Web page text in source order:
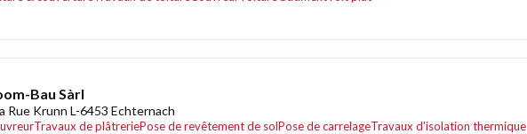
Bau Sàrl
Rue Krunn L-6453 Echternach
Travaux de plâtreriePose de revêtement de solPose de carrelageTravaux d'isolation thermique